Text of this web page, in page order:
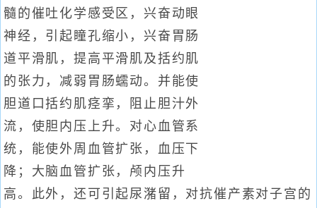
髓的催吐化学感受区，兴奋动眼
神经，引起瞳孔缩小，兴奋胃肠
道平滑肌，提高平滑肌及括约肌
的张力，减弱胃肠蠕动。并能使
胆道口括约肌痉挛，阻止胆汁外
流，使胆内压上升。对心血管系
统，能使外周血管扩张，血压下
降；大脑血管扩张，颅内压升
高。此外，还可引起尿潴留，对抗催产素对子宫的